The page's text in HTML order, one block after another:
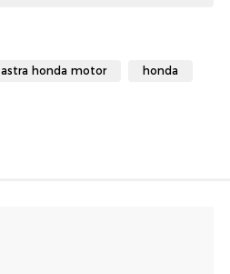
astra honda motor honda